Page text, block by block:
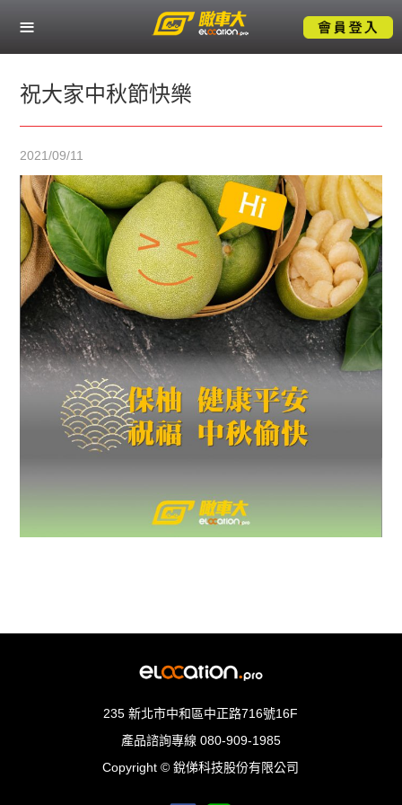
關於瞰車大
產業解決方案
成功案例
技術支援
聯絡我們
祝大家中秋節快樂
2021/09/11
235 新北市中和區中正路716號16F
產品諮詢專線 080-909-1985
Copyright © 銳俤科技股份有限公司